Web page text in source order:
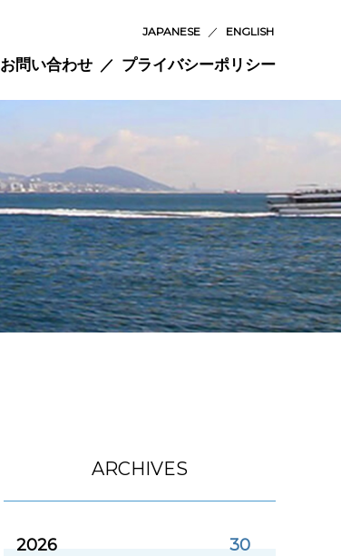
JAPANESE ／ ENGLISH
お問い合わせ プライバシーポリシー
ARCHIVES
2026
30